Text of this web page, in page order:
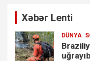
Xəbər Lenti
DÜNYA